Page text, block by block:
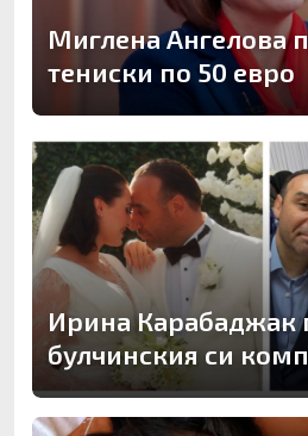
Миглена Ангелова
тениски по 50 евро
Ирина Карабаджак
булчинския си